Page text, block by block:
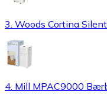
3. Woods Cortina
4. Mill MPAC9000